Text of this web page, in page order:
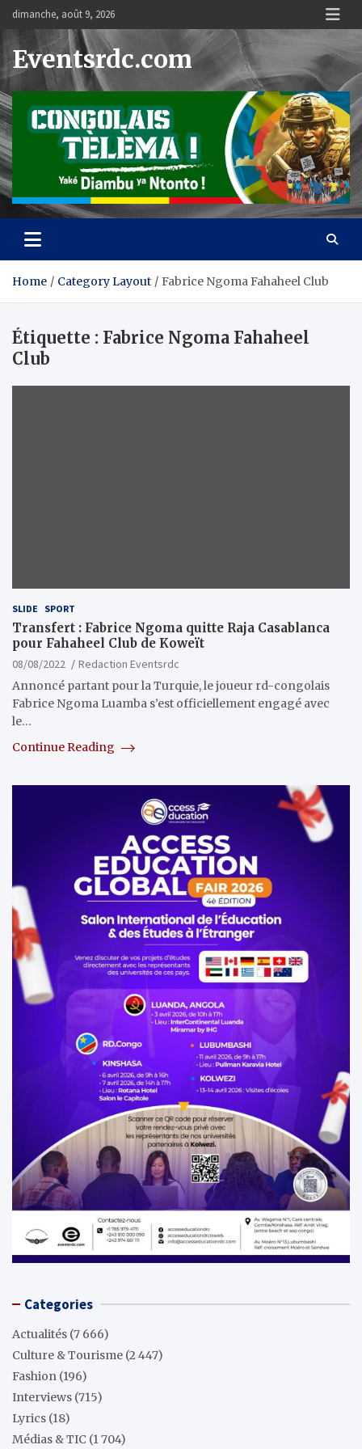
Skip
content
dimanche, août 9, 2026
Eventsrdc.com
Home Category Layout Fabrice Ngoma Fahaheel Club
Étiquette : Fabrice Ngoma Fahaheel
Club
SLIDE SPORT
Transfert : Fabrice Ngoma quitte Raja Casablanca
pour Fahaheel Club de Koweït
08/08/2022
Redaction Eventsrdc
Annoncé partant pour la Turquie, le joueur rd-congolais
Fabrice Ngoma Luamba s’est officiellement engagé avec
le…
Continue Reading
Categories
Actualités (7 666)
Culture & Tourisme (2 447)
Fashion (196)
Interviews (715)
Lyrics (18)
Médias & TIC (1 704)